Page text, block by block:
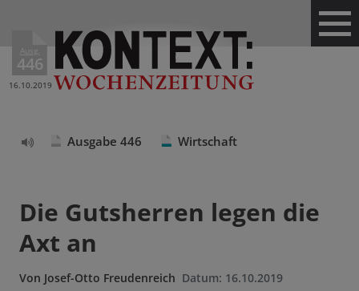
Ausg.
446
16.10.2019
Ausgabe 446 Wirtschaft
Die Gutsherren legen die
Axt an
Von Josef-Otto Freudenreich Datum: 16.10.2019